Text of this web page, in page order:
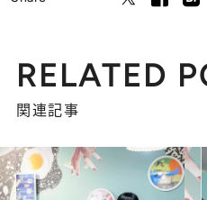
RELATED
関連記事